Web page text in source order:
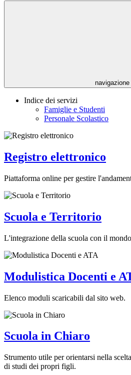
navigazione
Indice dei servizi
Famiglie e Studenti
Personale Scolastico
Registro elettronico
Piattaforma online per gestire
Scuola e Territorio
L'integrazione della scuola con il
Modulistica Docenti e
Elenco moduli scaricabili dal sito web.
Scuola in Chiaro
Strumento utile per orientarsi nella
di studi dei propri figli.